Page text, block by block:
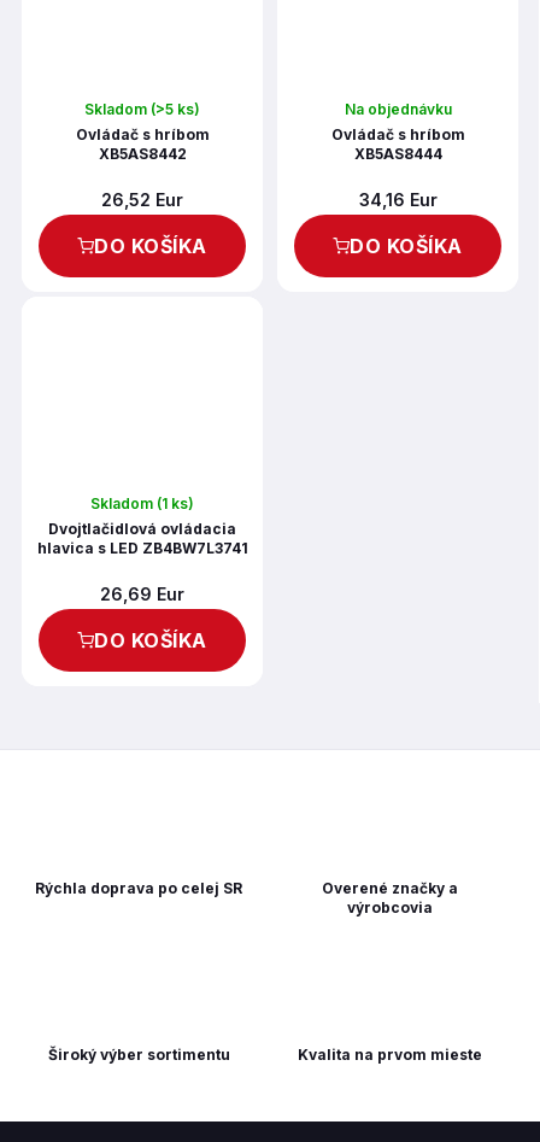
Skladom (>5 ks)
Ovládač s hríbom
XB5AS8442
26,52 Eur
DO KOŠÍKA
Na objednávku
Ovládač s hríbom
XB5AS8444
34,16 Eur
DO KOŠÍKA
Skladom (1 ks)
Dvojtlačidlová ovládacia
hlavica s LED ZB4BW7L3741
26,69 Eur
DO KOŠÍKA
Kvalita na prvom mieste
Overené značky a
výrobcovia
Rýchla doprava po celej SR
Široký výber sortimentu